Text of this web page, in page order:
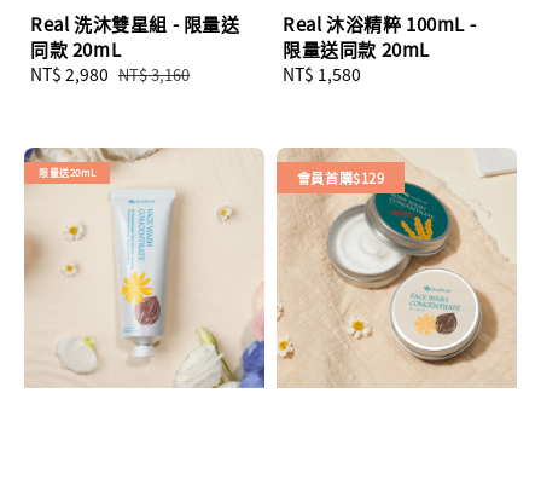
Real 洗沐雙星組 - 限量送
同款 20mL
Sale
NT$ 2,980 Regular
NT$ 3,160
Real 沐浴精粹 100mL -
限量送同款 20mL
Regular
NT$ 1,580
限量送20mL 會員首購$129